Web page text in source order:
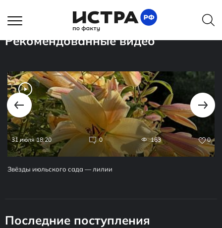
Рекомендованные видео
31 июля 18:20 0 163 0
Звёзды июльского сада — лилии
Последние поступления